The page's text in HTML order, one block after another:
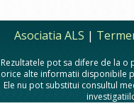
Asociatia ALS |
Rezultatele pot sa difere de la o
orice alte informatii disponibile
Ele nu pot substitui consultul